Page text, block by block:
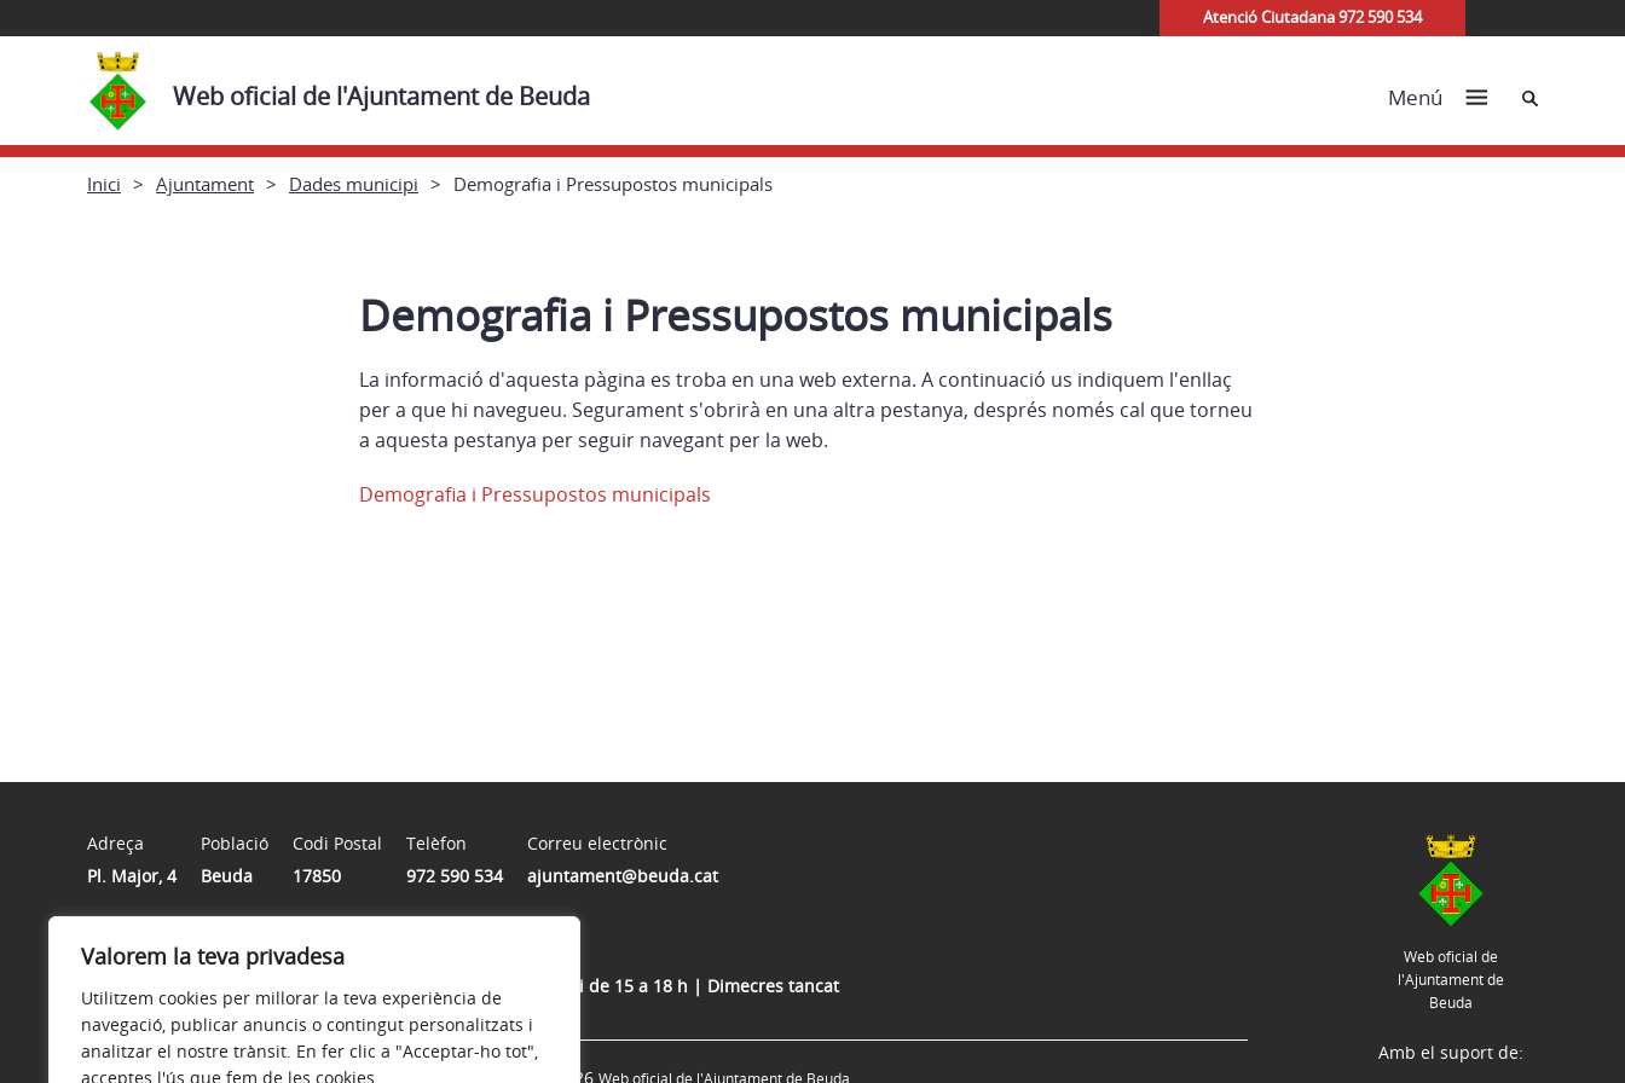
Valorem la teva privadesa
Utilitzem cookies per millorar la teva experiència de
navegació, publicar anuncis o contingut personalitzats i
analitzar el nostre trànsit. En fer clic a "Acceptar-ho tot",
acceptes l'ús que fem de les cookies.
Atenció Ciutadana 972 590 534
Web oficial de l'Ajuntament de Beuda Menú Cerca
Inici Ajuntament Dades municipi Demografia i Pressupostos municipals
Demografia i Pressupostos municipals
La informació d'aquesta pàgina es troba en una web externa. A continuació us indiquem l'enllaç
per a que hi navegueu. Segurament s'obrirà en una altra pestanya, després només cal que torneu
a aquesta pestanya per seguir navegant per la web.
Demografia i Pressupostos municipals
Adreça
Pl. Major, 4
Població
Beuda
Codi Postal
17850
Telèfon
972 590 534
Correu electrònic
ajuntament@beuda.cat
Horari
Dilluns, dimarts i divendres, d'11 a 13 h | Dijous, d'11 a 13 h i de 15 a 18 h | Dimecres tancat
Web oficial de
l'Ajuntament de
Beuda
Avís legal Política de privacitat © 2026
Amb el suport de: